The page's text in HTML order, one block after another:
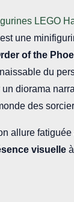
LEGO
une
of the
du
diorama
des
allure
visuelle